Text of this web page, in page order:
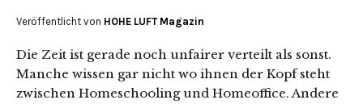
Veröffentlicht von HOHE LUFT Magazin
Die Zeit ist gerade noch unfairer verteilt als sonst.
Manche wissen gar nicht wo ihnen der Kopf steht
zwischen Homeschooling und Homeoffice. Andere